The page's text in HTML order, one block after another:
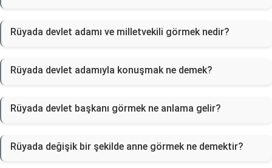
Rüyada devlet adamı ve milletvekili görmek nedir?
Rüyada devlet adamıyla konuşmak ne demek?
Rüyada devlet başkanı görmek ne anlama gelir?
Rüyada değişik bir şekilde anne görmek ne demektir?